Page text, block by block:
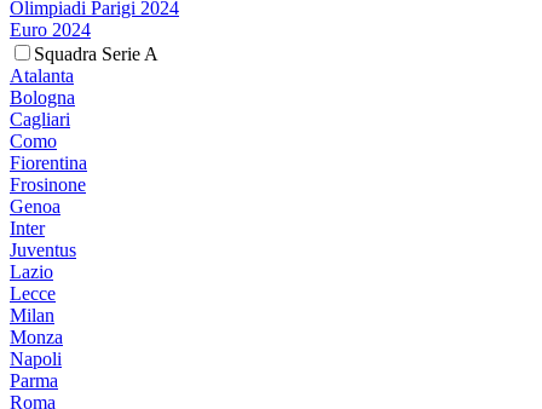
Olimpiadi Parigi 2024
Euro 2024
Squadra Serie A
Atalanta
Bologna
Cagliari
Como
Fiorentina
Frosinone
Genoa
Inter
Juventus
Lazio
Lecce
Milan
Monza
Napoli
Parma
Roma